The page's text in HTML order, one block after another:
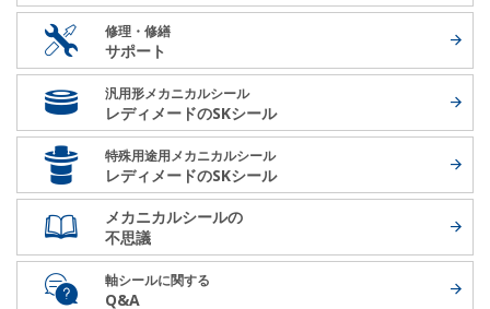
修理・修繕
サポート
汎用形メカニカルシール
レディメードのSKシール
特殊用途用メカニカルシール
レディメードのSKシール
メカニカルシールの
不思議
軸シールに関する
Q&A